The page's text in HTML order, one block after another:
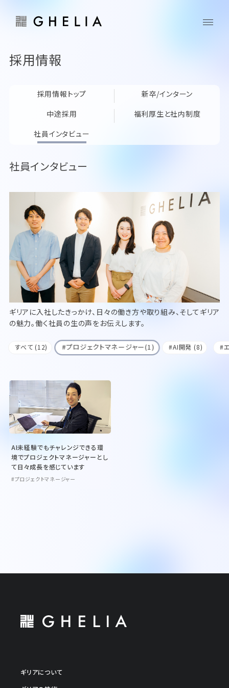
採用情報
採用情報トップ
新卒/インターン
中途採用
福利厚生と社内制度
社員インタビュー
社員インタビュー
ギリアに入社したきっかけ、日々の働き方や取り組み、そしてギリア
の魅力。働く社員の生の声をお伝えします。
すべて (12) #プロジェクトマネージャー(1) #AI開発 (8) #
AI未経験でもチャレンジできる環
境でプロジェクトマネージャーとし
て日々成長を感じています
#プロジェクトマネージャー
ギリアについて